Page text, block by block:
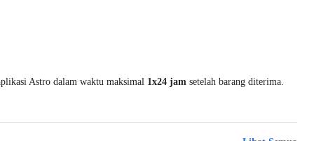
Astro dalam waktu maksimal 1x24 jam setelah barang diterima.